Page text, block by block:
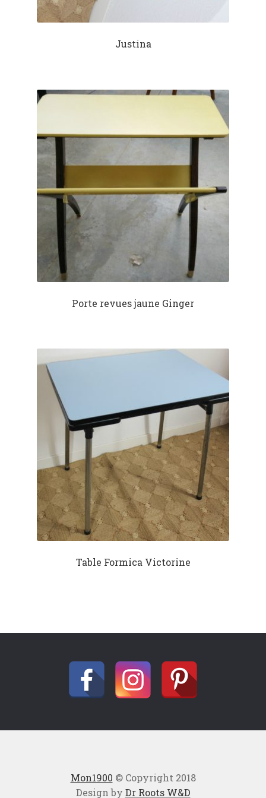
Justina
Porte revues jaune Ginger
Table Formica Victorine
Mon1900 © Copyright 2018
Design by Dr Roots W&D